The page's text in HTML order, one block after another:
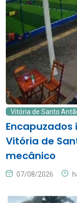
Vitória de Santo
Vitória de
mecânico
07/08/2026